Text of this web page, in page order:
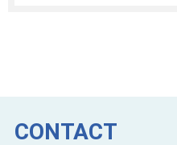
CONTACT